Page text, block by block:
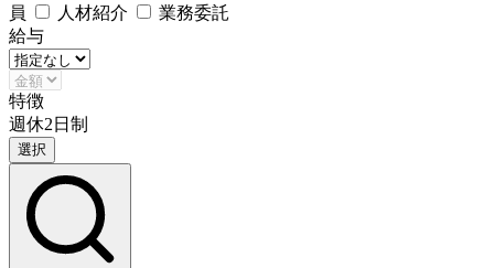
員
人材紹介
業務委託
給与
特徴
週休2日制
選択